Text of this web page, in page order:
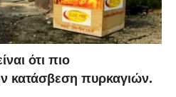
ότι πιο
κατάσβεση πυρκαγιών.